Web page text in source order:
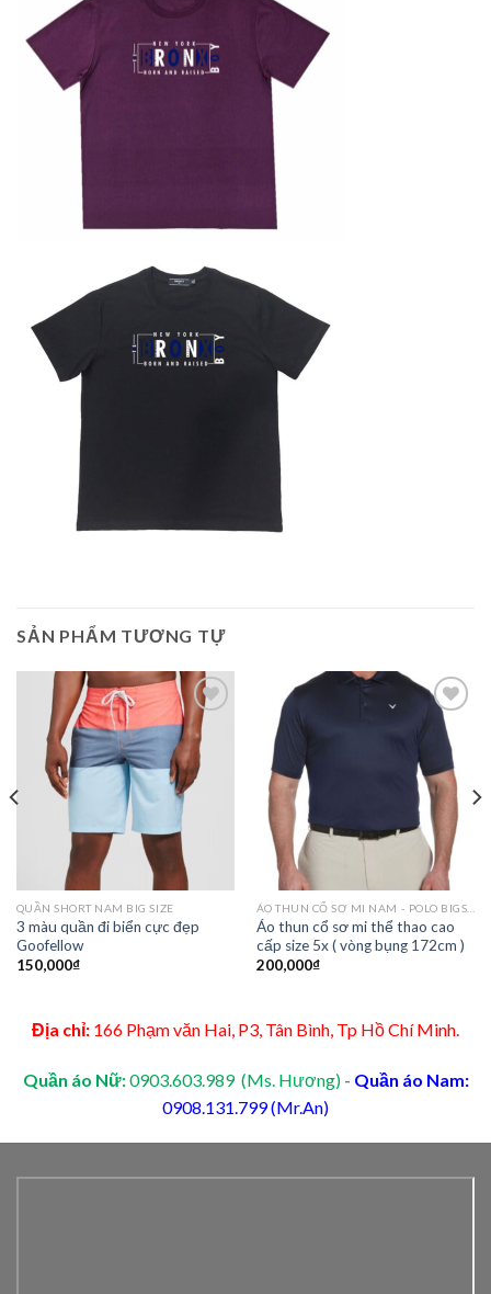
SẢN PHẨM TƯƠNG TỰ
Add to
Wishlist
QUẦN SHORT NAM BIG SIZE
3 màu quần đi biển cực đẹp
Goofellow
150,000₫
Add to
Wishlist
Áo thun cổ sơ mi thể thao cao
cấp size 5x ( vòng bụng 172cm )
200,000₫
Địa chỉ: 166 Phạm văn Hai, P3, Tân Bình, Tp Hồ Chí Minh.
Quần áo Nữ:0903.603.989 (Ms. Hương) - Quần áo Nam:
0908.131.799 (Mr.An)